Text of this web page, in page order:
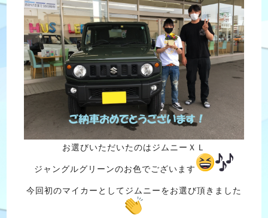
お選びいただいたのはジムニーＸＬ
ジャングルグリーンのお色でございます
今回初のマイカーとしてジムニーをお選び頂きました